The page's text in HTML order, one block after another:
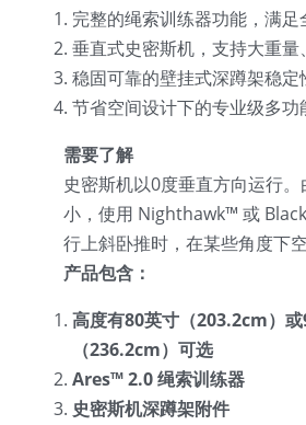
完整的绳索训练器功能，满
垂直式史密斯机，支持大重量
稳固可靠的壁挂式深蹲架稳定
节省空间设计下的专业级多功
需要了解
史密斯机以0度垂直方向运行
小，使用 Nighthawk™ 或
行上斜卧推时，在某些角度下
产品包含：
高度有80英寸 （203.2cm）
（236.2cm）可选
Ares™ 2.0 绳索训练器
史密斯机深蹲架附件